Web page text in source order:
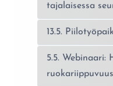
tajalaisessa
13.5.
5.5. Webinaari:
ruokariippuvuus